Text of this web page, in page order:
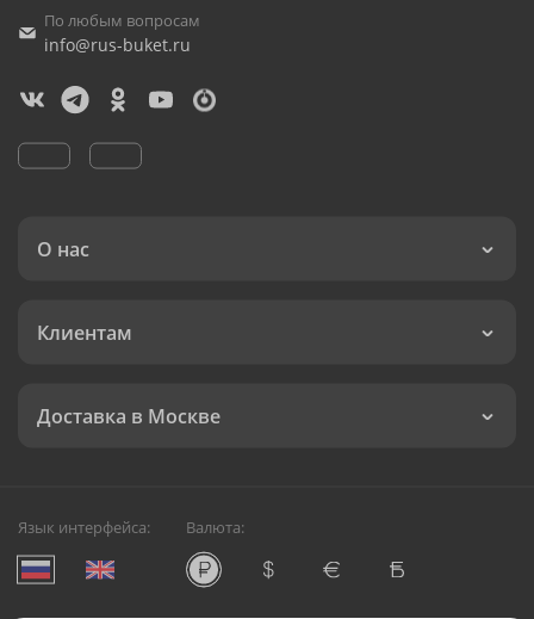
По любым вопросам
info@rus-buket.ru
О нас
Клиентам
Доставка в Москве
Язык интерфейса: Валюта: